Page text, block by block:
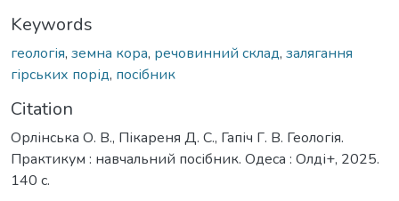
Keywords
геологія, земна кора, речовинний склад, залягання
гірських порід, посібник
Citation
Орлінська О. В., Пікареня Д. С., Гапіч Г. В. Геологія.
Практикум : навчальний посібник. Одеса : Олді+, 2025.
140 с.